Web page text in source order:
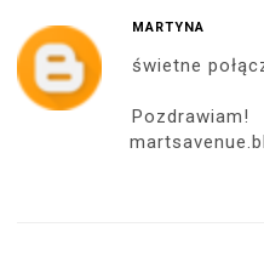
MARTYNA
świetne
Pozdrawiam!